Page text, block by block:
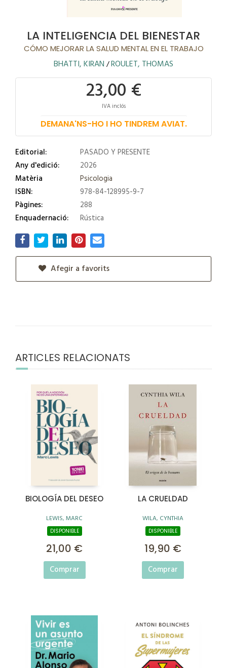
LA INTELIGENCIA DEL BIENESTAR
CÓMO MEJORAR LA SALUD MENTAL EN EL TRABAJO
BHATTI, KIRAN /ROULET, THOMAS
23,00 €
IVA inclós
DEMANA'NS-HO I HO TINDREM AVIAT.
Editorial:
PASADO Y PRESENTE
Any d'edició:
2026
Matèria
Psicologia
ISBN:
978-84-128995-9-7
Pàgines:
288
Enquadernació:
Rústica
Afegir a favorits
ARTICLES RELACIONATS
BIOLOGÍA DEL DESEO
LEWIS, MARC
DISPONIBLE
21,00 €
Comprar
LA CRUELDAD
WILA, CYNTHIA
DISPONIBLE
19,90 €
Comprar